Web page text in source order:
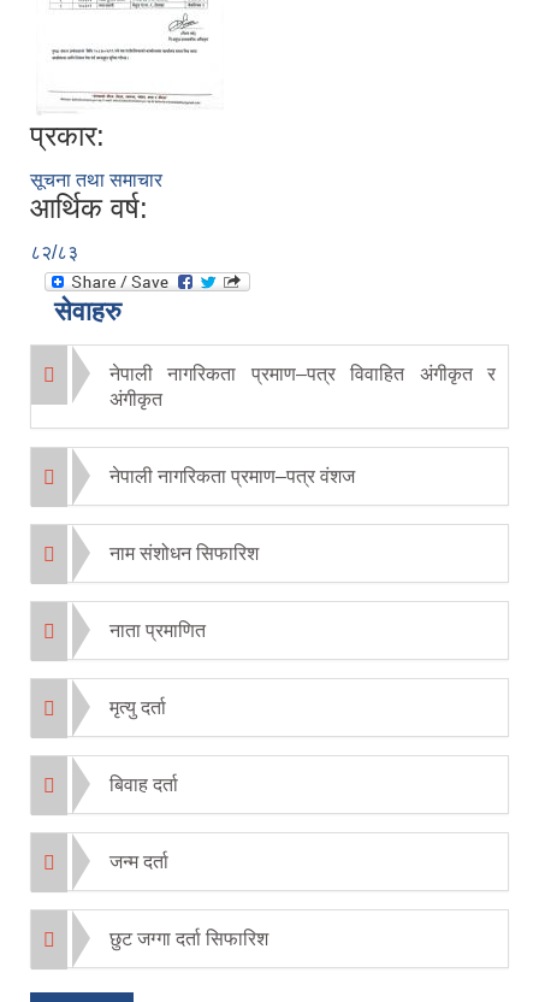
प्रकार:
सूचना तथा समाचार
आर्थिक वर्ष:
८२/८३
सेवाहरु
नेपाली नागरिकता प्रमाण–पत्र विवाहित अंगीकृत र
अंगीकृत
नेपाली नागरिकता प्रमाण–पत्र वंशज
नाम संशोधन सिफारिश
नाता प्रमाणित
मृत्यु दर्ता
बिवाह दर्ता
जन्म दर्ता
छुट जग्गा दर्ता सिफारिश